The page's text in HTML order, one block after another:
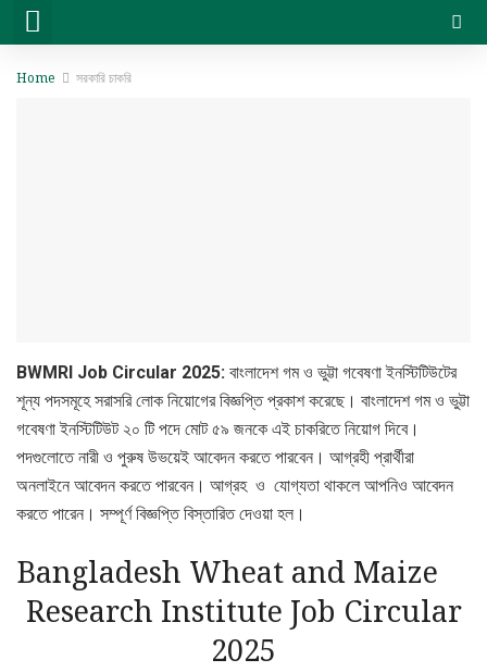
Home সরকারি চাকরি
BWMRI Job Circular 2025: বাংলাদেশ গম ও ভুট্টা গবেষণা ইনস্টিটিউটের
শূন্য পদসমূহে সরাসরি লোক নিয়োগের বিজ্ঞপ্তি প্রকাশ করেছে। বাংলাদেশ গম ও ভুট্টা
গবেষণা ইনস্টিটিউট ২০ টি পদে মোট ৫৯ জনকে এই চাকরিতে নিয়োগ দিবে।
পদগুলোতে নারী ও পুরুষ উভয়েই আবেদন করতে পারবেন। আগ্রহী প্রার্থীরা
অনলাইনে আবেদন করতে পারবেন। আগ্রহ ও যোগ্যতা থাকলে আপনিও আবেদন
করতে পারেন। সম্পূর্ণ বিজ্ঞপ্তি বিস্তারিত দেওয়া হল।
Bangladesh Wheat and Maize
Research Institute Job Circular
2025